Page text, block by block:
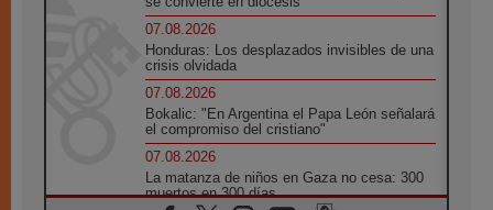
07.08.2026
Honduras: Los desplazados invisibles de una
crisis olvidada
07.08.2026
Bokalic: "En Argentina el Papa León señalará
el compromiso del cristiano"
07.08.2026
La matanza de niños en Gaza no cesa: 300
muertos en 300 días